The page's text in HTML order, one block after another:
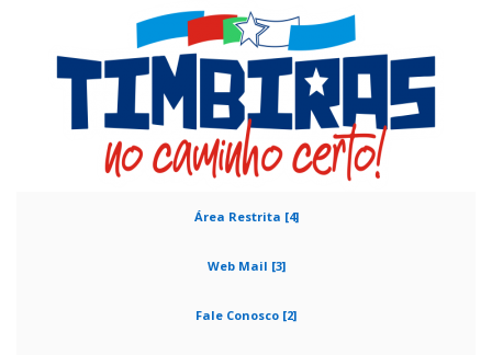
Área Restrita [4]
Web Mail [3]
Fale Conosco [2]